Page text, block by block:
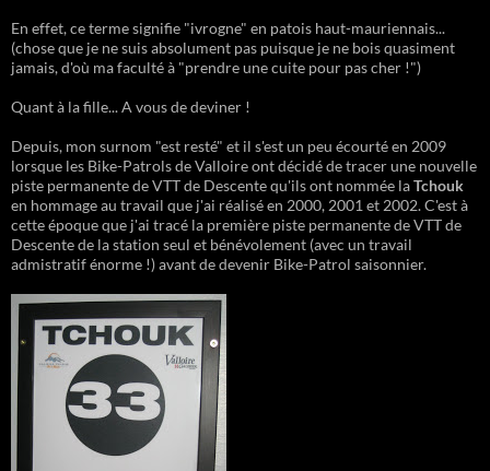
En effet, ce terme signifie "ivrogne" en patois haut-mauriennais...
(chose que je ne suis absolument pas puisque je ne bois quasiment
jamais, d'où ma faculté à "prendre une cuite pour pas cher !")
Quant à la fille... A vous de deviner !
Depuis, mon surnom "est resté" et il s'est un peu écourté en 2009
lorsque les Bike-Patrols de Valloire ont décidé de tracer une nouvelle
piste permanente de VTT de Descente qu'ils ont nommée laTchouk
en hommage au travail que j'ai réalisé en 2000, 2001 et 2002. C'est à
cette époque que j'ai tracé la première piste permanente de VTT de
Descente de la station seul et bénévolement (avec un travail
admistratif énorme !) avant de devenir Bike-Patrol saisonnier.